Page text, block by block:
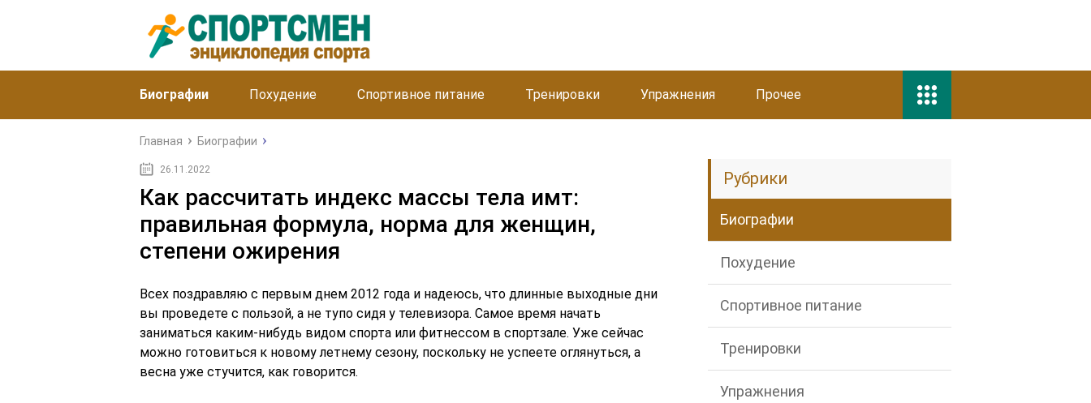
Биографии Похудение Спортивное питание Тренировки Упражнения Прочее
Главная Биографии
26.11.2022
Как рассчитать индекс массы тела имт:
правильная формула, норма для женщин,
степени ожирения
Всех поздравляю с первым днем 2012 года и надеюсь, что длинные выходные дни
вы проведете с пользой, а не тупо сидя у телевизора. Самое время начать
заниматься каким-нибудь видом спорта или фитнессом в спортзале. Уже сейчас
можно готовиться к новому летнему сезону, поскольку не успеете оглянуться, а
весна уже стучится, как говорится.
Рубрики
Биографии
Похудение
Спортивное питание
Тренировки
Упражнения